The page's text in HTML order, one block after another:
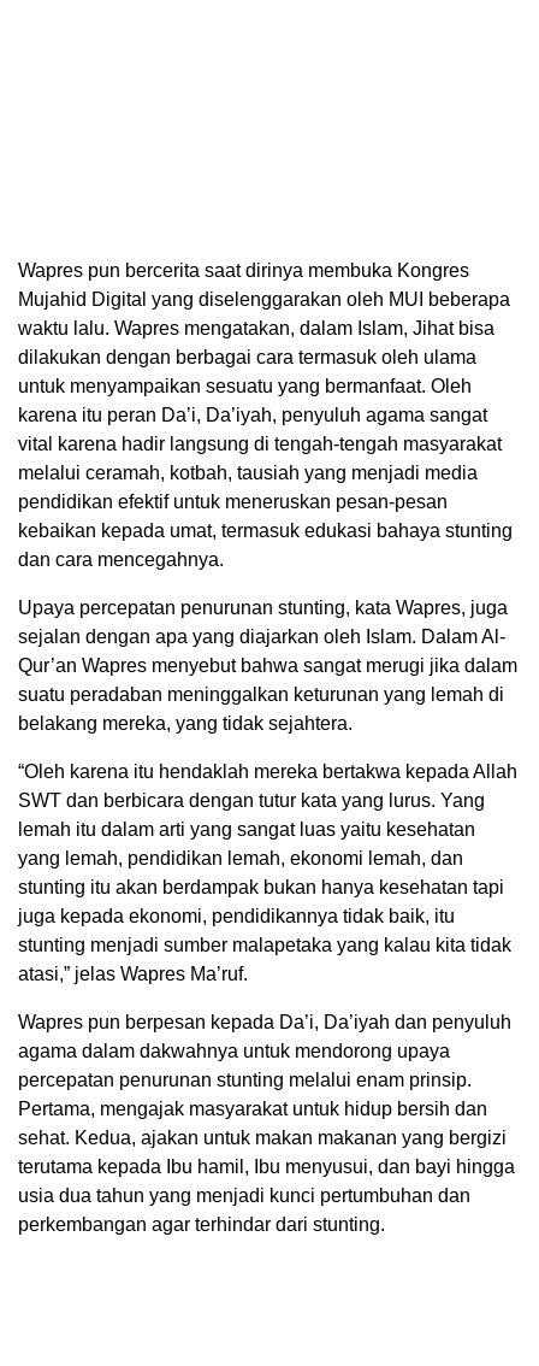
Wapres pun bercerita saat dirinya membuka Kongres
Mujahid Digital yang diselenggarakan oleh MUI beberapa
waktu lalu. Wapres mengatakan, dalam Islam, Jihat bisa
dilakukan dengan berbagai cara termasuk oleh ulama
untuk menyampaikan sesuatu yang bermanfaat. Oleh
karena itu peran Da’i, Da’iyah, penyuluh agama sangat
vital karena hadir langsung di tengah-tengah masyarakat
melalui ceramah, kotbah, tausiah yang menjadi media
pendidikan efektif untuk meneruskan pesan-pesan
kebaikan kepada umat, termasuk edukasi bahaya stunting
dan cara mencegahnya.
Upaya percepatan penurunan stunting, kata Wapres, juga
sejalan dengan apa yang diajarkan oleh Islam. Dalam Al-
Qur’an Wapres menyebut bahwa sangat merugi jika dalam
suatu peradaban meninggalkan keturunan yang lemah di
belakang mereka, yang tidak sejahtera.
“Oleh karena itu hendaklah mereka bertakwa kepada Allah
SWT dan berbicara dengan tutur kata yang lurus. Yang
lemah itu dalam arti yang sangat luas yaitu kesehatan
yang lemah, pendidikan lemah, ekonomi lemah, dan
stunting itu akan berdampak bukan hanya kesehatan tapi
juga kepada ekonomi, pendidikannya tidak baik, itu
stunting menjadi sumber malapetaka yang kalau kita tidak
atasi,” jelas Wapres Ma’ruf.
Wapres pun berpesan kepada Da’i, Da’iyah dan penyuluh
agama dalam dakwahnya untuk mendorong upaya
percepatan penurunan stunting melalui enam prinsip.
Pertama, mengajak masyarakat untuk hidup bersih dan
sehat. Kedua, ajakan untuk makan makanan yang bergizi
terutama kepada Ibu hamil, Ibu menyusui, dan bayi hingga
usia dua tahun yang menjadi kunci pertumbuhan dan
perkembangan agar terhindar dari stunting.